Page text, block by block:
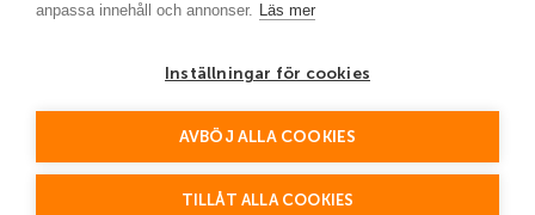
anpassa innehåll och annonser. Läs mer
Inställningar för cookies
AVBÖJ ALLA COOKIES
TILLÅT ALLA COOKIES
This site is protected by reCAPTCHA and the Google
Policy and Terms of Service apply.